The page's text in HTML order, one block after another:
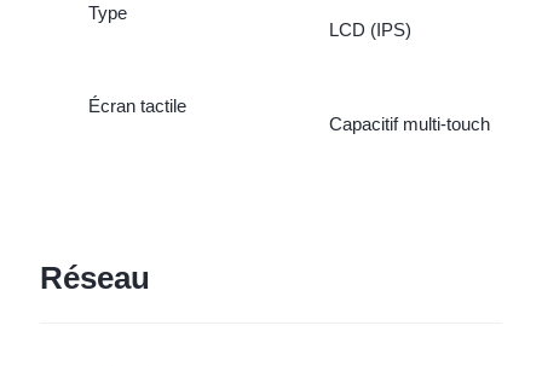
Type
LCD (IPS)
Écran tactile
Capacitif multi-touch
Réseau